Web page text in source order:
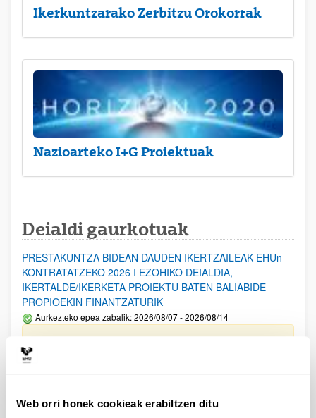
Web orri honek cookieak erabiltzen ditu
Ikerkuntzarako Zerbitzu Orokorrak
Nazioarteko I+G Proiektuak
Deialdi gaurkotuak
PRESTAKUNTZA BIDEAN DAUDEN IKERTZAILEAK EHUn
KONTRATATZEKO 2026 I EZOHIKO DEIALDIA,
IKERTALDE/IKERKETA PROIEKTU BATEN BALIABIDE
PROPIOEKIN FINANTZATURIK
Aurkezteko epea zabalik: 2026/08/07 - 2026/08/14
ESKAERAK AURKEZTEKO EPEA 2026-08-14 ARTE ZABALIK.
UPV/EHUn Azpiegitura Zientifikoa eta Funts Bibliografikoak
Izapide irekia